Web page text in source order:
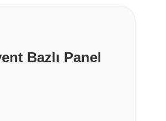
Bazlı Panel